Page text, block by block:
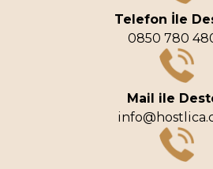
Telefon İle
0850 780
Mail ile